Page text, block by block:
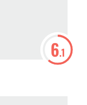
6.1